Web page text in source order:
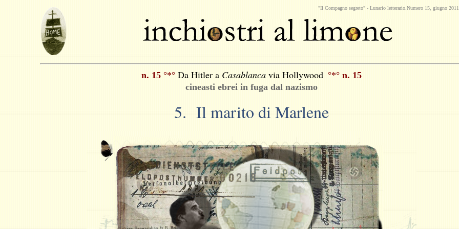
"Il Compagno segreto" - Lunario letterario.Numero 15, giugno
n. 15 °*° Da Hitler a Casablanca via Hollywood °*° n. 15
cineasti ebrei in fuga dal nazismo
5. Il marito di Marlene